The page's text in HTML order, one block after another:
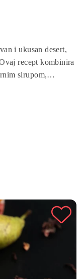
i ukusan desert,
recept kombinira
sirupom,